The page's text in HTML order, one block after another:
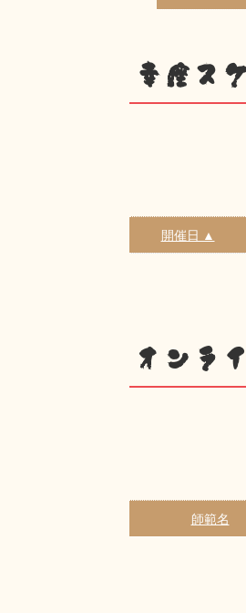
幸座ス
開催日 ▲
オンラ
師範名